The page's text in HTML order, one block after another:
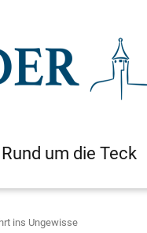
Rund um die Teck
ins Ungewisse